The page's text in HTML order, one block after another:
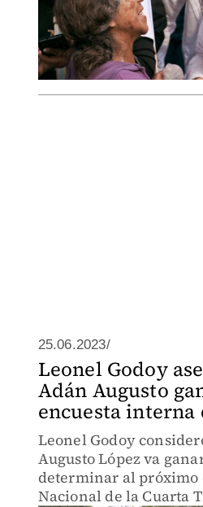
25.06.2023/
Leonel Godoy
Adán Augusto
encuesta interna
Leonel Godoy
Augusto López va
determinar al
Nacional de la Cuarta